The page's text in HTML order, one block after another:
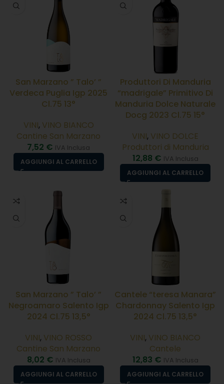
San Marzano ” Talo’ ”
Verdeca Puglia Igp 2025
Cl.75 13°
VINI, VINO BIANCO
Cantine San Marzano
7,52 € IVA Inclusa
AGGIUNGI AL CARRELLO
Produttori Di Manduria
“madrigale” Primitivo Di
Manduria Dolce Naturale
Docg 2023 Cl.75 15°
VINI, VINO DOLCE
Produttori di Manduria
12,88 € IVA Inclusa
AGGIUNGI AL CARRELLO
San Marzano ” Talo’ ”
Negroamaro Salento Igp
2024 Cl.75 13,5°
VINI, VINO ROSSO
Cantine San Marzano
8,02 € IVA Inclusa
AGGIUNGI AL CARRELLO
Cantele “teresa Manara”
Chardonnay Salento Igp
2024 Cl.75 13,5°
VINI, VINO BIANCO
Cantele
12,83 € IVA Inclusa
AGGIUNGI AL CARRELLO